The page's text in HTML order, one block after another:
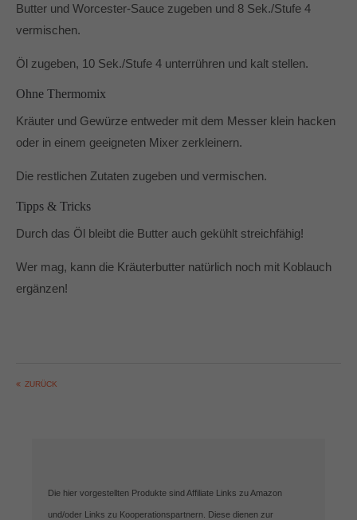
Butter und Worcester-Sauce zugeben und 8 Sek./Stufe 4
vermischen.
Öl zugeben, 10 Sek./Stufe 4 unterrühren und kalt stellen.
Ohne Thermomix
Kräuter und Gewürze entweder mit dem Messer klein hacken
oder in einem geeigneten Mixer zerkleinern.
Die restlichen Zutaten zugeben und vermischen.
Tipps & Tricks
Durch das Öl bleibt die Butter auch gekühlt streichfähig!
Wer mag, kann die Kräuterbutter natürlich noch mit Koblauch
ergänzen!
ZURÜCK
Die hier vorgestellten Produkte sind Affiliate Links zu Amazon
und/oder Links zu Kooperationspartnern. Diese dienen zur